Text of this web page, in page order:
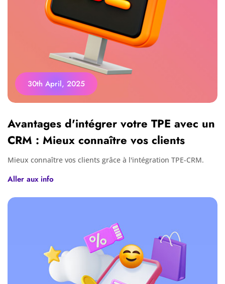
30th April, 2025
Avantages d'intégrer votre TPE avec un
CRM : Mieux connaître vos clients
Mieux connaître vos clients grâce à l'intégration TPE-CRM.
Aller aux info